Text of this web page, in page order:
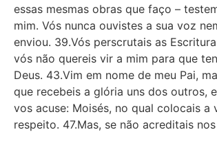
essas mesmas obras que faço –
mim. Vós nunca ouvistes a sua voz
enviou. 39.Vós perscrutais as
vós não quereis vir a mim para que
Deus. 43.Vim em nome de meu Pai,
que recebeis a glória uns dos outros,
vos acuse: Moisés, no qual colocais a
respeito. 47.Mas, se não acreditais